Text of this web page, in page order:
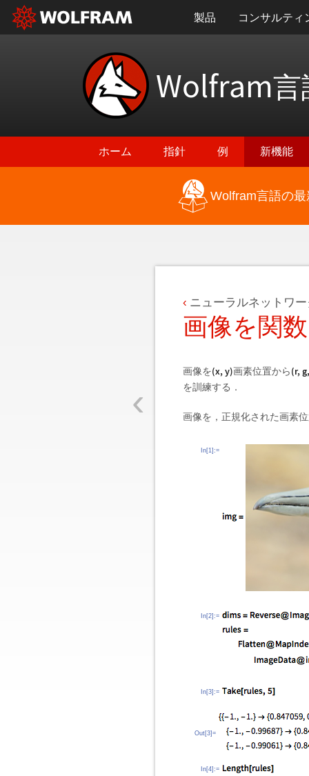
製品 コンサルティ
Wolfram言
ホーム 指針 例 新機能
Wolfram言語の
‹
ニューラルネットワ
画像を関
画像を(x,y)画素位置から(r,g
を訓練する．
画像を，正規化された画素
In[1]:=
In[2]:=
In[3]:=
Out[3]=
In[4]:=